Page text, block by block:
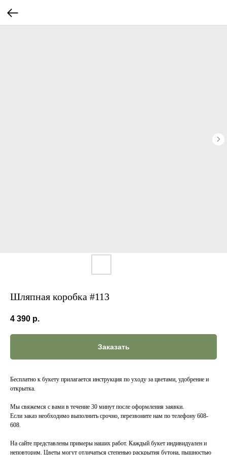
Шляпная коробка #113
4 390 р.
Заказать
Бесплатно к букету прилагается инструкция по уходу за цветами, удобрение и
открытка.
Мы свяжемся с вами в течение 30 минут после оформления заявки.
Если заказ необходимо выполнить срочно, перезвоните нам по телефону 608-
608.
На сайте представлены примеры наших работ. Каждый букет индивидуален и
неповторим. Цветы могут отличаться степенью раскрытия бутона, пышностью